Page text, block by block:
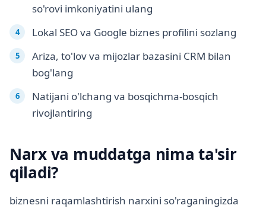
so'rovi imkoniyatini ulang
Lokal SEO va Google biznes profilini sozlang
Ariza, to'lov va mijozlar bazasini CRM bilan
bog'lang
Natijani o'lchang va bosqichma-bosqich
rivojlantiring
Narx va muddatga nima ta'sir
qiladi?
biznesni raqamlashtirish narxini so'raganingizda